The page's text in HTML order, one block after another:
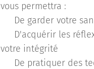
vous permettra :
✅ De garder votre
✅ D'acquérir les
votre intégrité
✅ De pratiquer des